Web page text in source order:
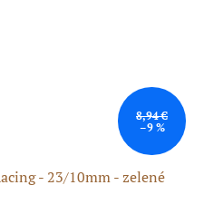
8,94 €
–9 %
- 23/10mm - zelené